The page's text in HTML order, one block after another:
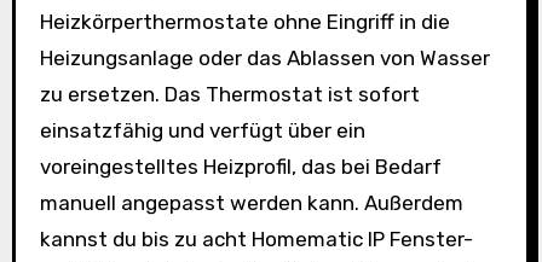
Heizkörperthermostate ohne Eingriff in die
Heizungsanlage oder das Ablassen von Wasser
zu ersetzen. Das Thermostat ist sofort
einsatzfähig und verfügt über ein
voreingestelltes Heizprofil, das bei Bedarf
manuell angepasst werden kann. Außerdem
kannst du bis zu acht Homematic IP Fenster-